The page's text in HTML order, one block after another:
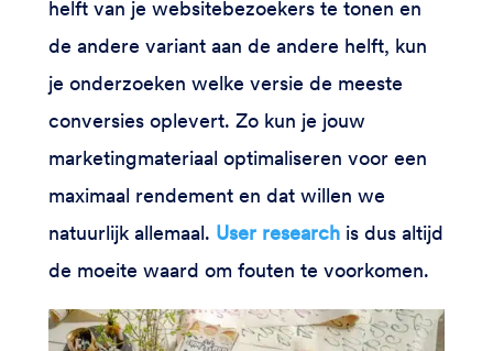
helft van je websitebezoekers te tonen en
de andere variant aan de andere helft, kun
je onderzoeken welke versie de meeste
conversies oplevert. Zo kun je jouw
marketingmateriaal optimaliseren voor een
maximaal rendement en dat willen we
natuurlijk allemaal. User research is dus altijd
de moeite waard om fouten te voorkomen.